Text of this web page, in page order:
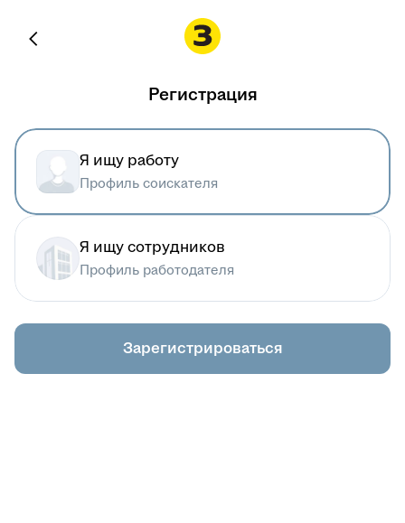
Регистрация
Я ищу работу
Профиль соискателя
Я ищу сотрудников
Профиль работодателя
Зарегистрироваться